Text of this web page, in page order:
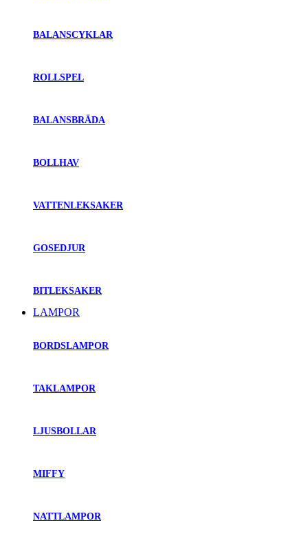
BALANSCYKLAR
ROLLSPEL
BALANSBRÄDA
BOLLHAV
VATTENLEKSAKER
GOSEDJUR
BITLEKSAKER
LAMPOR
BORDSLAMPOR
TAKLAMPOR
LJUSBOLLAR
MIFFY
NATTLAMPOR